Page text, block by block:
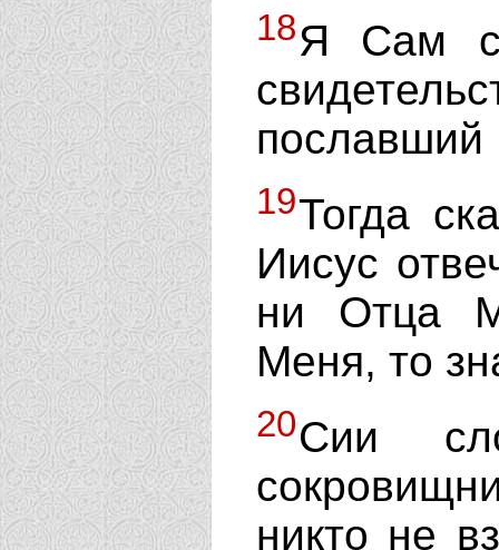
18Я Сам
19Тогда
Иисус
ни Отца
Меня, то
20Сии
никто не